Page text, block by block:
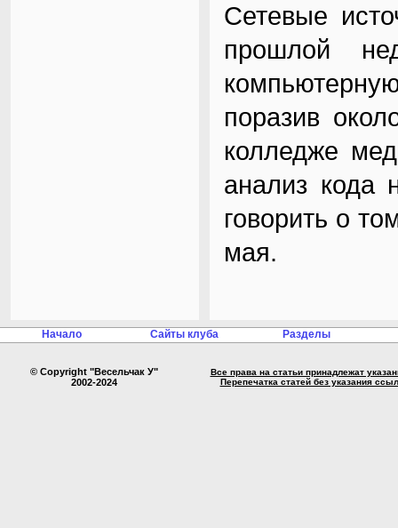
Сетевые
прошлой
поразив
колледже
анализ кода
говорить о
мая.
Начало Сайты клуба Разделы
© Copyright "Весельчак У"
2002-2024
Все права на статьи принадлежат
Перепечатка статей без указания